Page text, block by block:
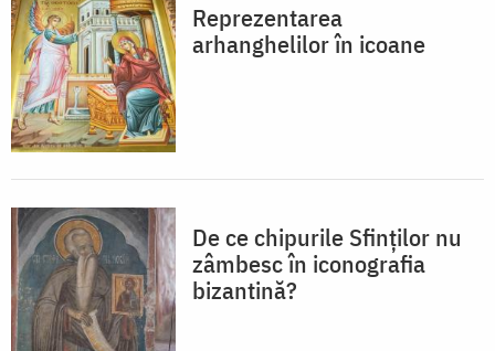
Reprezentarea
arhanghelilor în icoane
De ce chipurile Sfinților nu
zâmbesc în iconografia
bizantină?